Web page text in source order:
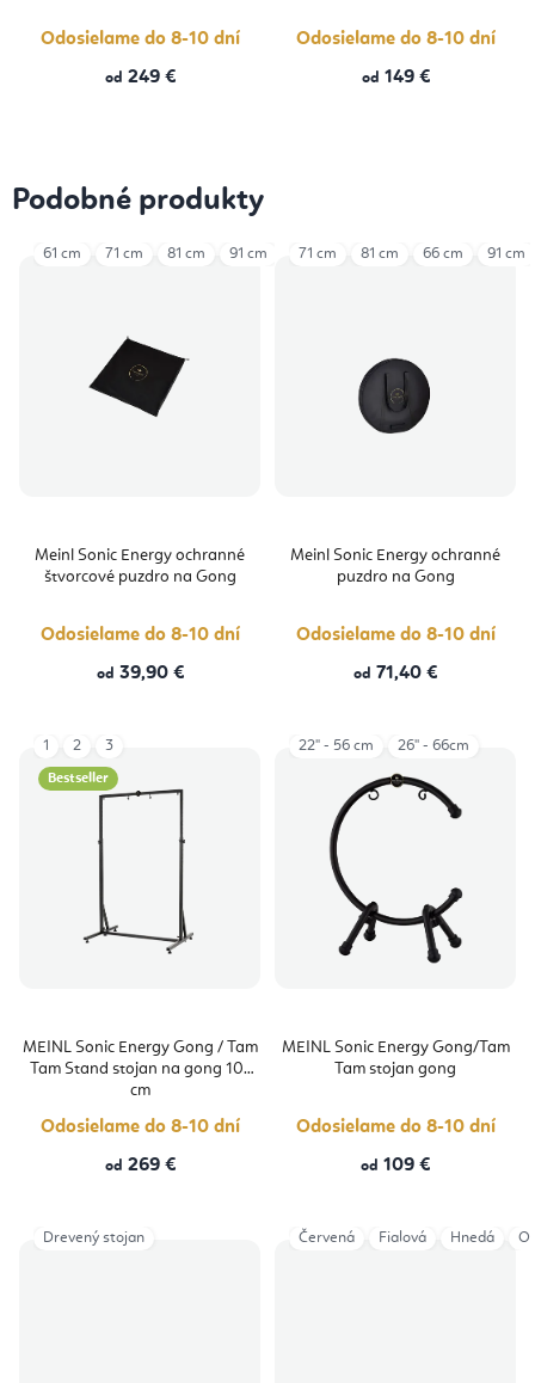
Odosielame do 8-10 dní
od 249 €
Odosielame do 8-10 dní
od 149 €
Podobné produkty
Meinl Sonic Energy ochranné
štvorcové puzdro na Gong
Odosielame do 8-10 dní
od 39,90 €
61 cm 71 cm 81 cm 91 cm 101 cm
Meinl Sonic Energy ochranné
puzdro na Gong
Odosielame do 8-10 dní
od 71,40 €
71 cm 81 cm 66 cm 91 cm
Bestseller
MEINL Sonic Energy Gong / Tam
Tam Stand stojan na gong 101
cm
Odosielame do 8-10 dní
od 269 €
1 2 3
MEINL Sonic Energy Gong/Tam
Tam stojan gong
Odosielame do 8-10 dní
od 109 €
22" - 56 cm 26'' - 66cm
Drevený stojan Červená Fialová Hnedá